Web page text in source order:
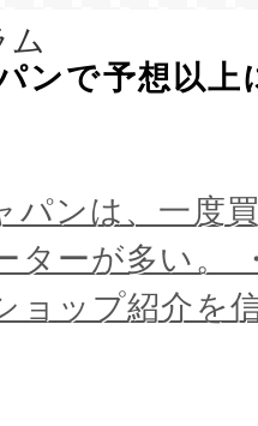
ム
ンで予想以上
パンは、一度
ターが多い。
ョップ紹介を